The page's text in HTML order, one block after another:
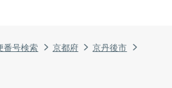
番号検索 京都府
京丹後市